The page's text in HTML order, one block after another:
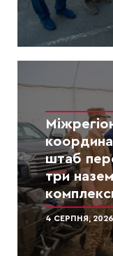
штаб
три
4 СЕРПНЯ, 2026